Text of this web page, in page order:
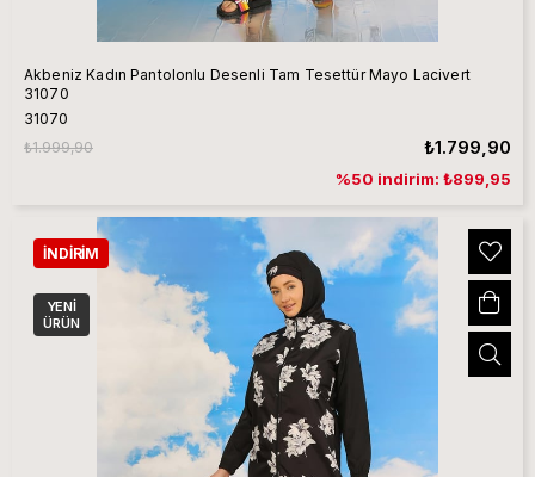
Akbeniz Kadın Pantolonlu Desenli Tam Tesettür Mayo Lacivert
31070
31070
₺1.799,90
₺1.999,90
%50 indirim: ₺899,95
İNDIRIM
YENI
ÜRÜN